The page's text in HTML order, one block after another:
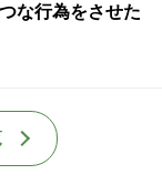
な行為をさせた